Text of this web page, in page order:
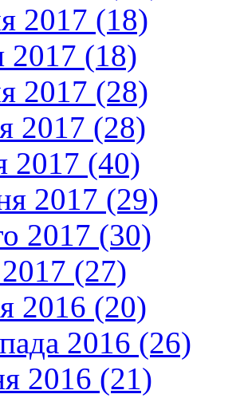
2017 (18)
2017 (18)
2017 (28)
2017 (28)
2017 (40)
2017 (29)
2017 (30)
2017 (27)
2016 (20)
2016 (26)
2016 (21)